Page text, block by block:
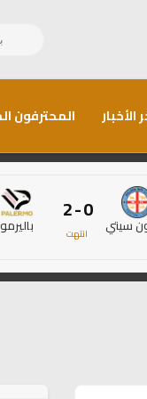
الأخبار المحترفون
سيتي 0 - 2
انتهت باليرمو